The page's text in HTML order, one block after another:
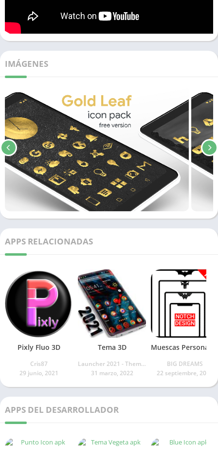
IMÁGENES
APPS RELACIONADAS
Pixly Fluo 3D
Cris87
29 junio, 2021
Tema 3D
Launcher 2021 - Themes & Keyboard Apps
31 marzo, 2022
BIG DREAMS
22 septiembre, 2022
APPS DEL DESARROLLADOR